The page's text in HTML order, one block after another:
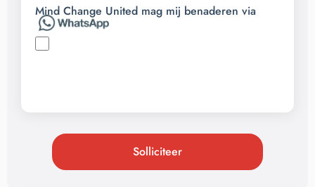
Mind Change United mag mij benaderen via
Solliciteer